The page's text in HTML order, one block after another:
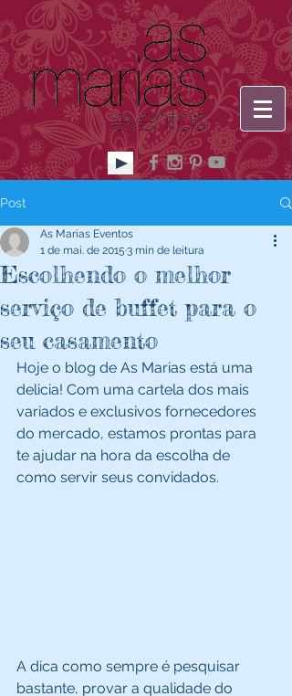
Post
Escolhendo o melhor
serviço de buffet para o
seu casamento
As Marias Eventos
1 de mai. de 2015 3 min de leitura
Hoje o blog de As Marias está uma
delicia! Com uma cartela dos mais
variados e exclusivos fornecedores
do mercado, estamos prontas para
te ajudar na hora da escolha de
como servir seus convidados.
A dica como sempre é pesquisar
bastante, provar a qualidade do